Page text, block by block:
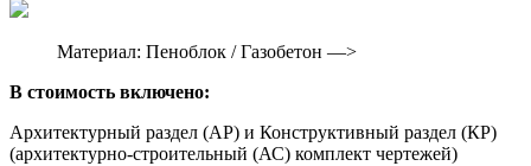
Материал: Пеноблок / Газобетон —>
В стоимость включено:
Архитектурный раздел (АР) и Конструктивный раздел (КР)
(архитектурно-строительный (АС) комплект чертежей)